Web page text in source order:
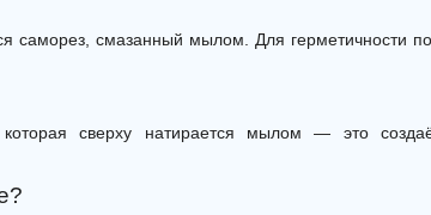
саморез, смазанный мылом. Для герметичности
сверху натирается мылом — это